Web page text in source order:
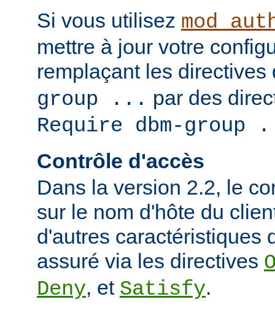
Si vous utilisez
mettre à jour votre
remplaçant les
group ... par des
Require dbm-group
Contrôle d'accès
Dans la version 2.2, le
sur le nom d'hôte du
d'autres caractéristiques
assuré via les directives
Deny, et Satisfy.